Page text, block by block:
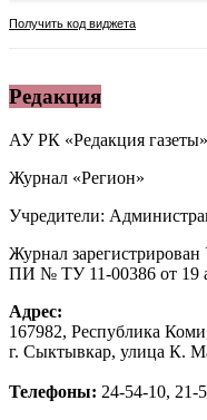
Редакция
АУ РК «Редакция
Журнал «Регион»
Учредители:
Журнал
ПИ № ТУ 11-00386 от 19
Адрес:
167982, Республика
г. Сыктывкар, улица К.
Телефоны: 24-54-10, 21-